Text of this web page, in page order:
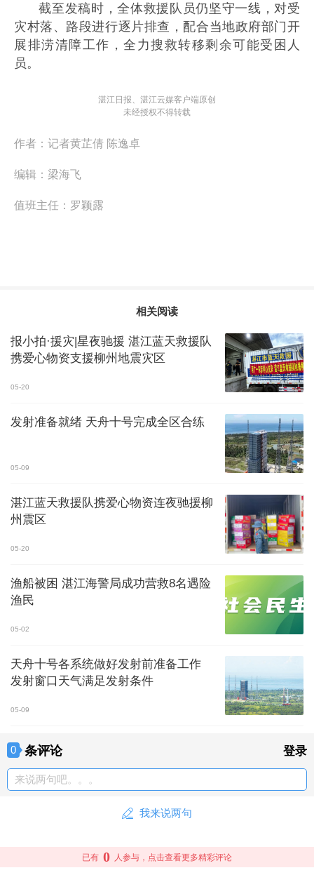
截至发稿时，全体救援队员仍坚守一线，对受
灾村落、路段进行逐片排查，配合当地政府部门开
展排涝清障工作，全力搜救转移剩余可能受困人
员。
湛江日报、湛江云媒客户端原创
未经授权不得转载
作者： 记者黄芷倩 陈逸卓
编辑： 梁海飞
值班主任： 罗颖露
相关阅读
报小拍·援灾|星夜驰援 湛江蓝天救援队
携爱心物资支援柳州地震灾区
05-20
发射准备就绪 天舟十号完成全区合练
05-09
湛江蓝天救援队携爱心物资连夜驰援柳
州震区
05-20
渔船被困 湛江海警局成功营救8名遇险
渔民
05-02
天舟十号各系统做好发射前准备工作
发射窗口天气满足发射条件
05-09
0 条评论 登录
来说两句吧。。。
我来说两句
已有 0 人参与，点击查看更多精彩评论